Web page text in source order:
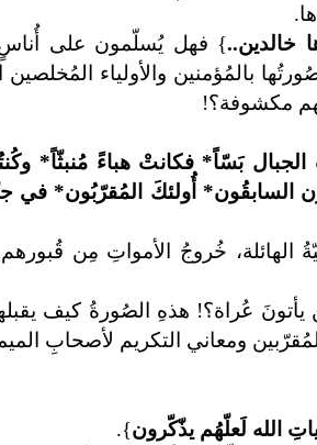
خالدين..} فهل يُسلّمون على أُناسٍ
بالمُؤمنين والأولياء
مكشوفة؟!
بَسّاً* فكانتْ هباءً مُنبثّاً*
أُولئكَ المُقرّبُون* في
الهائلة، خُروجُ الأمواتِ مِن
عُراة؟! هذهِ الصُورةُ كيف
ومعاني التكريم لأصحابِ
الله لَعلّهُم يذّكّرون}.